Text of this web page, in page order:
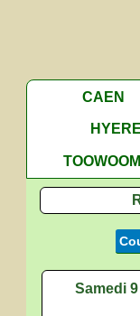
CAEN
Samedi